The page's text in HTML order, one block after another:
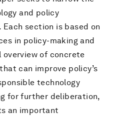
and policy
section is based on
in policy-making and
overview of concrete
can improve policy’s
technology
for further deliberation,
an important